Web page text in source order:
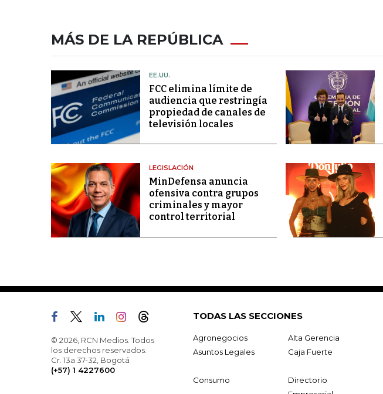
MÁS DE LA REPÚBLICA
EE.UU.
FCC elimina límite de
audiencia que restringía
propiedad de canales de
televisión locales
LEGISLACIÓN
MinDefensa anuncia
ofensiva contra grupos
criminales y mayor
control territorial
© 2026, RCN Medios. Todos
los derechos reservados.
Cr. 13a 37-32, Bogotá
(+57) 1 4227600
TODAS LAS SECCIONES
Agronegocios Alta Gerencia
Asuntos Legales
Caja Fuerte
Consumo
Directorio